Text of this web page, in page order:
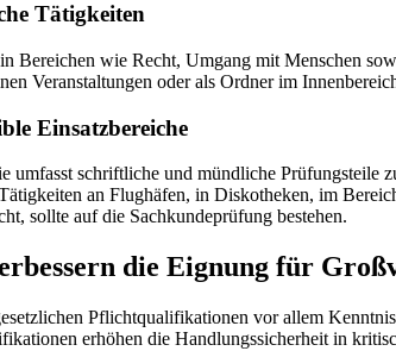
Tätigkeiten
Bereichen wie Recht, Umgang mit Menschen
Veranstaltungen oder als Ordner im
Einsatzbereiche
schriftliche und mündliche
an Flughäfen, in Diskotheken, im
sollte auf die Sachkundeprüfung bestehen.
die Eignung für
Pflichtqualifikationen vor allem
erhöhen die Handlungssicherheit in